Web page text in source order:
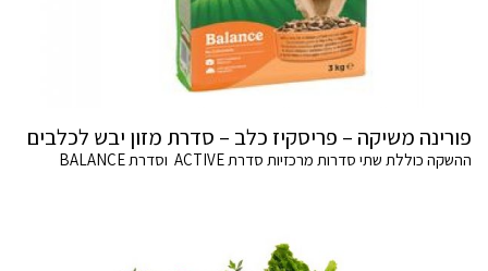
פורינה משיקה – פריסקיז כלב – סדרת מזון יבש לכלבים
ההשקה כוללת שתי סדרות מרכזיות סדרת ACTIVE וסדרת BALANCE